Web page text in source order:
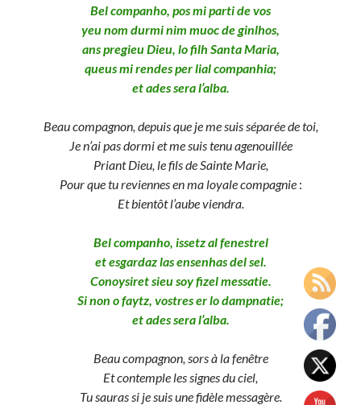
Bel companho, pos mi parti de vos
yeu nom durmi nim muoc de ginlhos,
ans pregieu Dieu, lo filh Santa Maria,
queus mi rendes per lial companhia;
et ades sera l’alba.
Beaucompagnon, depuis que je me suis séparée de toi,
Je n’ai pas dormi et me suis tenu agenouillée
Priant Dieu, le fils de Sainte Marie,
Pour que tu reviennes en ma loyale compagnie:
Et bientôt l’aube viendra.
Bel companho, issetz al fenestrel
et esgardaz las ensenhas del sel.
Conoysiret sieu soy fizel messatie.
Si non o faytz, vostres er lo dampnatie;
et ades sera l’alba.
Beaucompagnon, sors à la fenêtre
Et contemple les signes du ciel,
Tu sauras si je suis une fidèle messagère.